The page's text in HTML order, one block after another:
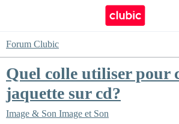
Forum Clubic
Quel colle utiliser pour
jaquette sur cd?
Image & Son Image et Son